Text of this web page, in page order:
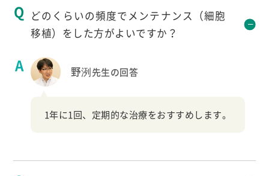
どのくらいの頻度でメンテナンス（細胞
移植）をした方がよいですか？
野洌先生の回答
1年に1回、定期的な治療をおすすめします。